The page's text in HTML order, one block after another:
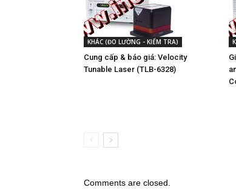
KHÁC (ĐO LƯỜNG - KIỂM TRA)
Cung cấp & báo giá: Velocity
Tunable Laser (TLB-6328)
Comments are closed.